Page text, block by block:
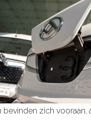
bevinden zich vooraan,